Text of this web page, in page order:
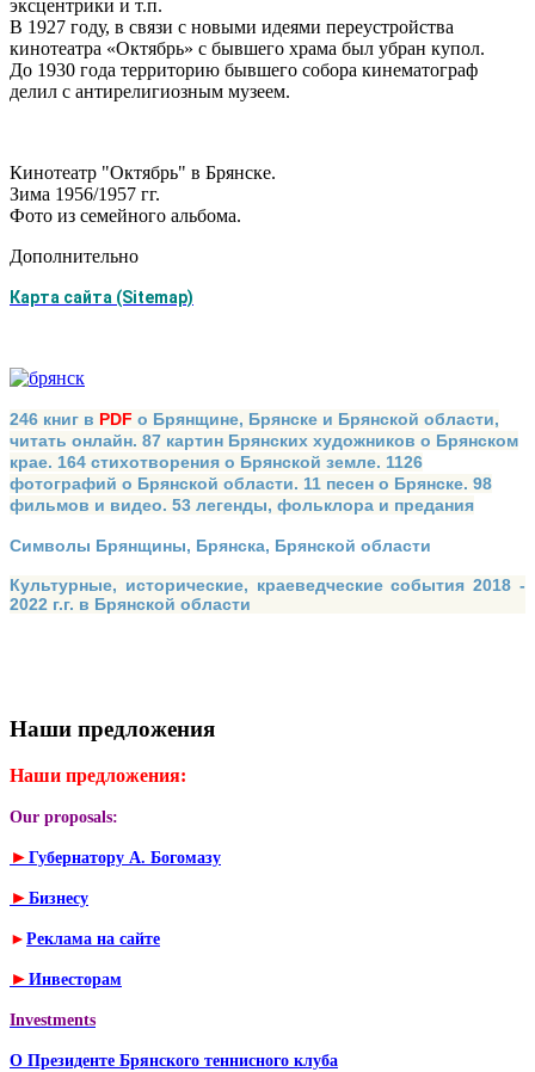
эксцентрики и т.п.
В 1927 году, в связи с новыми идеями переустройства
кинотеатра «Октябрь» с бывшего храма был убран купол.
До 1930 года территорию бывшего собора кинематограф
делил с антирелигиозным музеем.
Кинотеатр "Октябрь" в Брянске.
Зима 1956/1957 гг.
Фото из семейного альбома.
Дополнительно
Карта сайта (Sitemap)
246 книг в PDF о Брянщине, Брянске и Брянской области,
читать онлайн. 87 картин Брянских художников о Брянском
крае. 164 стихотворения о Брянской земле. 1126
фотографий о Брянской области. 11 песен о Брянске. 98
фильмов и видео. 53 легенды, фольклора и предания
Символы Брянщины, Брянска, Брянской области
Культурные, исторические, краеведческие события 2018 -
2022 г.г. в Брянской области
Наши предложения
Наши предложения:
Our proposals:
► Губернатору А. Богомазу
► Бизнесу
► Реклама на сайте
► Инвесторам
Investments
О Президенте Брянского теннисного клуба